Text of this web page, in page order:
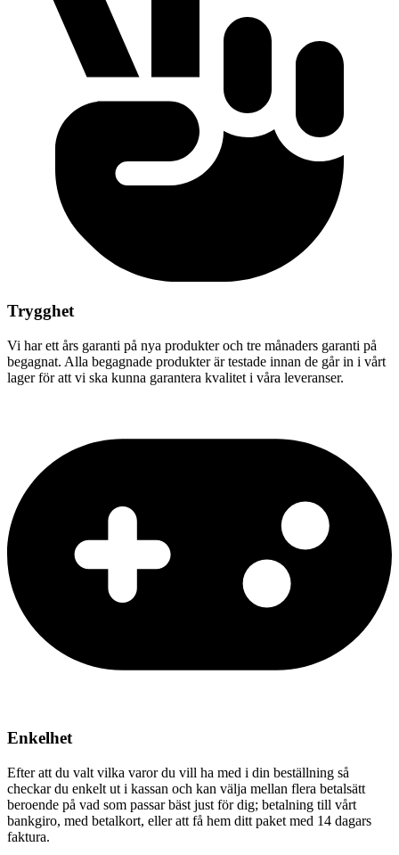
Trygghet
Vi har ett års garanti på nya produkter och tre månaders garanti på
begagnat. Alla begagnade produkter är testade innan de går in i vårt
lager för att vi ska kunna garantera kvalitet i våra leveranser.
Enkelhet
Efter att du valt vilka varor du vill ha med i din beställning så
checkar du enkelt ut i kassan och kan välja mellan flera betalsätt
beroende på vad som passar bäst just för dig; betalning till vårt
bankgiro, med betalkort, eller att få hem ditt paket med 14 dagars
faktura.